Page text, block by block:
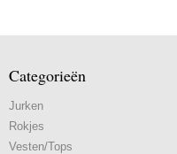
Categorieën
Jurken
Rokjes
Vesten/Tops